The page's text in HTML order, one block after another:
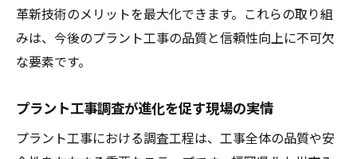
革新技術のメリットを最大化できます。これらの取り組
みは、今後のプラント工事の品質と信頼性向上に不可欠
な要素です。
プラント工事調査が進化を促す現場の実情
プラント工事における調査工程は、工事全体の品質や安